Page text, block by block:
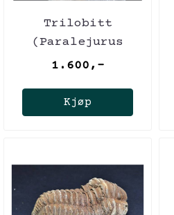
Trilobitt
(Paralejurus
brongniarti)
1.600,-
Kjøp